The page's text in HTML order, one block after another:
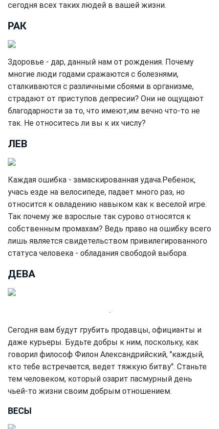
сегодня всех таких людей в вашей жизни.
РАК
Здоровье - дар, данный нам от рождения. Почему
многие люди годами сражаются с болезнями,
сталкиваются с различными сбоями в организме,
страдают от приступов депресии? Они не ощущают
благодарности за то, что имеют,им вечно что-то не
так. Не относитесь ли вы к их числу?
ЛЕВ
Каждая ошибка - замаскированная удача.Ребенок,
учась езде на велосипеде, падает много раз, но
относится к овладению навыком как к веселой игре.
Так почему же взрослые так сурово относятся к
собственным промахам? Ведь право на ошибку всего
лишь является свидетельством привилегированного
статуса человека - обладания свободой выбора.
ДЕВА
.
Сегодня вам будут грубить продавцы, официанты и
даже курьеры. Будьте добры к ним, поскольку, как
говорил философ Филон Александрийский, "каждый,
кто тебе встречается, ведет тяжкую битву". Станьте
тем человеком, который озарит пасмурный день
чьей-то жизни своим добрым отношением.
ВЕСЫ